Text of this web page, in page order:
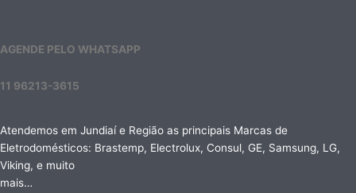
AGENDE PELO WHATSAPP
11 96213-3615
Atendemos em Jundiaí e Região as principais Marcas de
Eletrodomésticos: Brastemp, Electrolux, Consul, GE, Samsung, LG,
Viking, e muito
mais…